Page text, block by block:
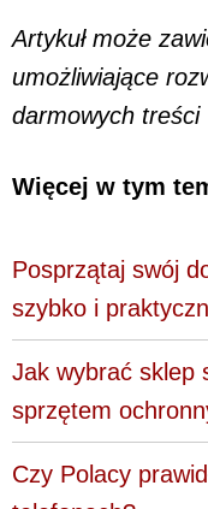
Artykuł może
umożliwiające
darmowych treści
Więcej w tym
Posprzątaj swój
szybko i
Jak wybrać sklep
sprzętem
Czy Polacy